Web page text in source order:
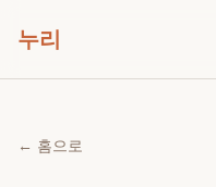
누리
← 홈으로